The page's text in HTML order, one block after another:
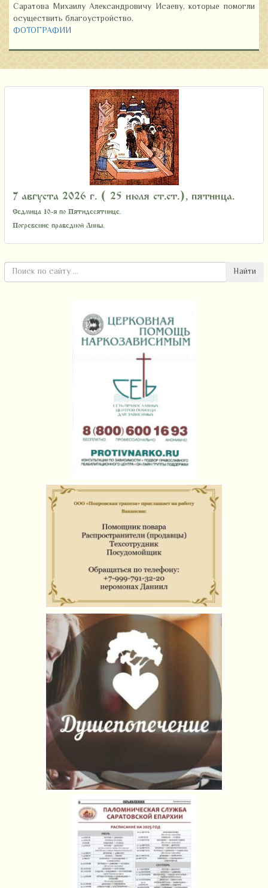
Саратова Михаилу Александровичу Исаеву, которые помогли
осуществить благоустройство.
ФОТОГРАФИИ
7 августа 2026 г. ( 25 июля ст.ст.), пятница.
Седмица 10-я по Пятидесятнице.
Погребение праведной Анны.
Найти